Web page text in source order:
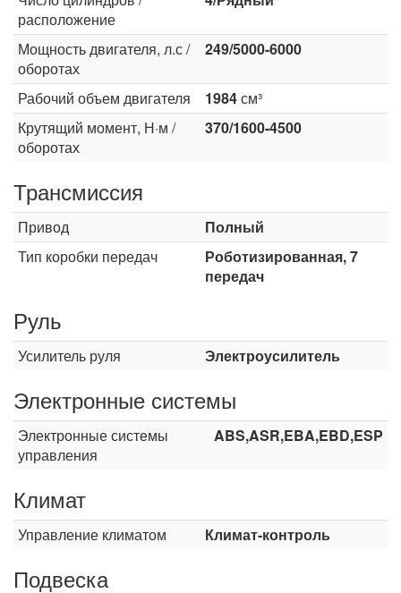
расположение
Мощность двигателя, л.с /
оборотах
249/5000-6000
Рабочий объем двигателя 1984см³
Крутящий момент, Н·м /
оборотах
370/1600-4500
Трансмиссия
Привод
Полный
Тип коробки передач
Роботизированная, 7
передач
Руль
Усилитель руля Электроусилитель
Электронные системы
Электронные системы
управления
ABS,ASR,EBA,EBD,ESP
Климат
Управление климатом Климат-контроль
Подвеска